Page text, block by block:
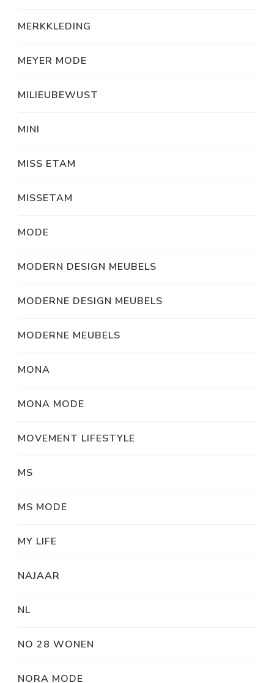
MERKKLEDING
MEYER MODE
MILIEUBEWUST
MINI
MISS ETAM
MISSETAM
MODE
MODERN DESIGN MEUBELS
MODERNE DESIGN MEUBELS
MODERNE MEUBELS
MONA
MONA MODE
MOVEMENT LIFESTYLE
MS
MS MODE
MY LIFE
NAJAAR
NL
NO 28 WONEN
NORA MODE